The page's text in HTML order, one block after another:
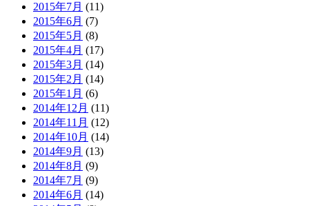
2015年7月 (11)
2015年6月 (7)
2015年5月 (8)
2015年4月 (17)
2015年3月 (14)
2015年2月 (14)
2015年1月 (6)
2014年12月 (11)
2014年11月 (12)
2014年10月 (14)
2014年9月 (13)
2014年8月 (9)
2014年7月 (9)
2014年6月 (14)